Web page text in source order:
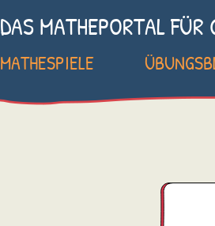
DAS MATHEPORTAL FÜR
MATHESPIELE